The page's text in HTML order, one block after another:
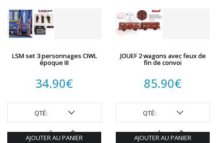
LSM set 3 personnages CIWL
époque III
34.90€
QTÉ:
AJOUTER AU PANIER
JOUEF 2 wagons avec feux de
fin de convoi
85.90€
QTÉ:
AJOUTER AU PANIER